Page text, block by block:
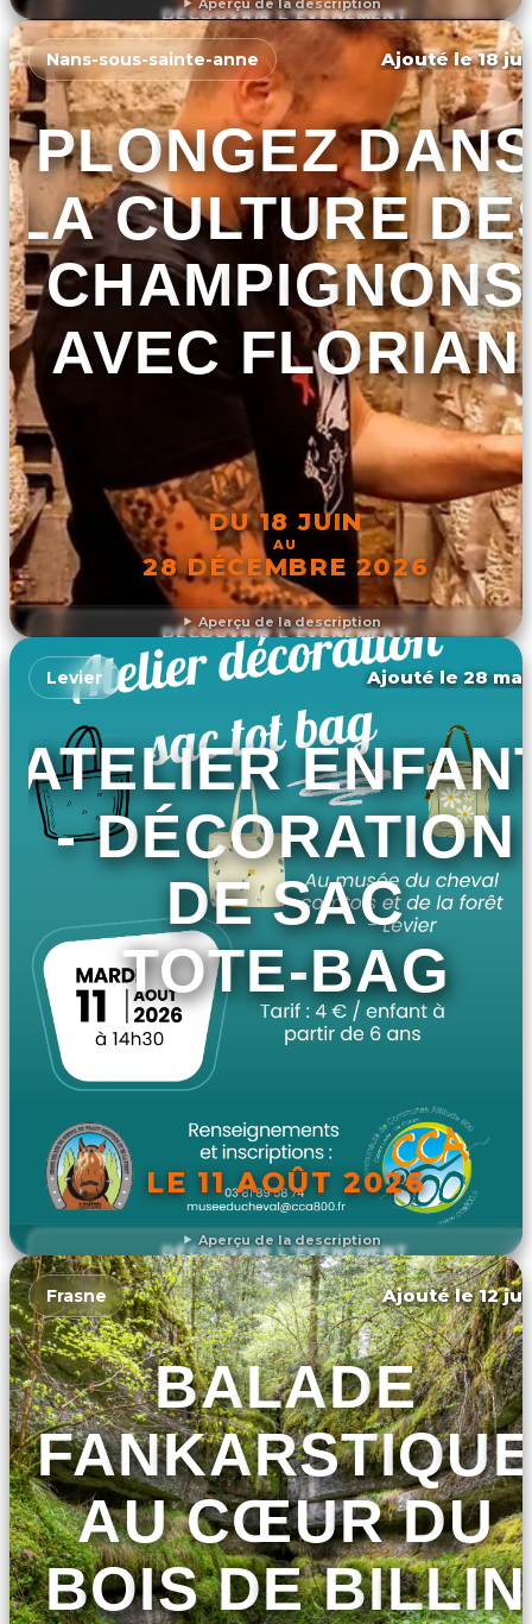
DÉCOUVRIR L'ÉVÉNEMENT
Aperçu de la description
Nans-sous-sainte-anne Ajouté le 18
PLONGEZ
LA CULTURE
CHAMPIGNONS
AVEC FLORIAN
DU 18 JUIN
AU
28 DÉCEMBRE 2026
DÉCOUVRIR L'ÉVÉNEMENT
Aperçu de la description
Levier Ajouté le 28
ATELIER
- DÉCORATION
DE SAC
TOTE-BAG
LE 11 AOÛT 2026
DÉCOUVRIR L'ÉVÉNEMENT
Frasne Ajouté le 12
BALADE
FANKARSTIQUE
AU CŒUR DU
BOIS DE BILLIN